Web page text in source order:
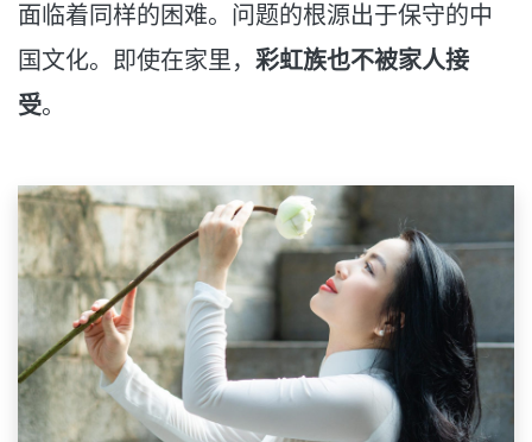
面临着同样的困难。问题的根源出于保守的中
国文化。即使在家里， 彩虹族也不被家人接
受。